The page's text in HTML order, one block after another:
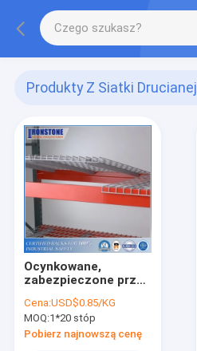
Produkty Z Siatki Drucianej
Ocynkowane,
zabezpieczone przed
drutu
wodospadowego
Cena:USD$0.85/KG
MOQ:1*20 stóp
Pobierz najnowszą cenę